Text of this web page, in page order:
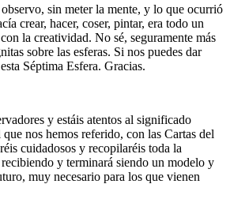
sin meter la mente, y lo que ocurrió
crear, hacer, coser, pintar, era todo un
la creatividad. No sé, seguramente más
sobre las esferas. Si nos puedes dar
Séptima Esfera. Gracias.
y estáis atentos al significado
nos hemos referido, con las Cartas del
cuidadosos y recopilaréis toda la
y terminará siendo un modelo y
muy necesario para los que vienen